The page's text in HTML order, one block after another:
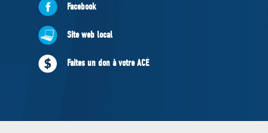
À PROPOS
Documents constitutifs
ADHÉREZ
Facebook
Site web local
Faites un don à votre ACÉ